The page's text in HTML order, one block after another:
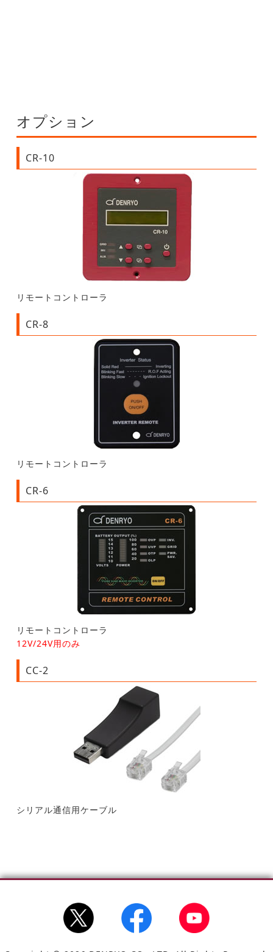
オプション
CR-10
リモートコントローラ
CR-8
リモートコントローラ
CR-6
リモートコントローラ
12V/24V用のみ
CC-2
シリアル通信用ケーブル